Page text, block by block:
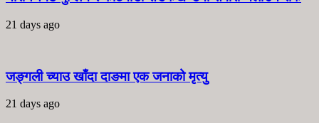
21 days ago
जङ्गली च्याउ खाँदा दाङमा एक जनाको मृत्यु
21 days ago